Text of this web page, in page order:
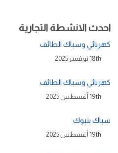
احدث الانشطة التجارية
كهربائي وسباك الطائف
18th نوفمبر 2025
كهربائي وسباك الطائف
19th أغسطس 2025
سباك بتبوك
19th أغسطس 2025